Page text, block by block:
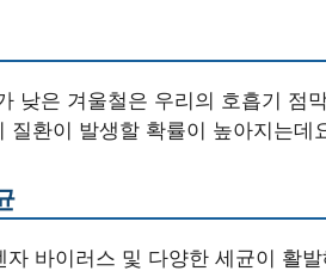
낮은 겨울철은 우리의 호흡기 점
질환이 발생할 확률이 높아지는데
자 바이러스 및 다양한 세균이 활